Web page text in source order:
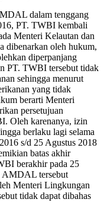
dalam tenggang
PT. TWBI kembali
Menteri Kelautan dan
dibenarkan oleh hukum,
diperpanjang
PT. TWBI tersebut tidak
sehingga menurut
yang tidak
berarti Menteri
persetujuan
Oleh karenanya, izin
berlaku lagi selama
s/d 25 Agustus 2018
batas akhir
berakhir pada 25
AMDAL tersebut
Menteri Lingkungan
tidak dapat dibahas